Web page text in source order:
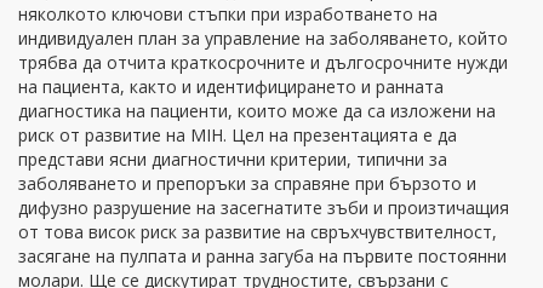
няколкото ключови стъпки при изработването на
индивидуален план за управление на заболяването, който
трябва да отчита краткосрочните и дългосрочните нужди
на пациента, както и идентифицирането и ранната
диагностика на пациенти, които може да са изложени на
риск от развитие на MIH. Цел на презентацията е да
представи ясни диагностични критерии, типични за
заболяването и препоръки за справяне при бързото и
дифузно разрушение на засегнатите зъби и произтичащия
от това висок риск за развитие на свръхчувствителност,
засягане на пулпата и ранна загуба на първите постоянни
молари. Ще се дискутират трудностите, свързани с